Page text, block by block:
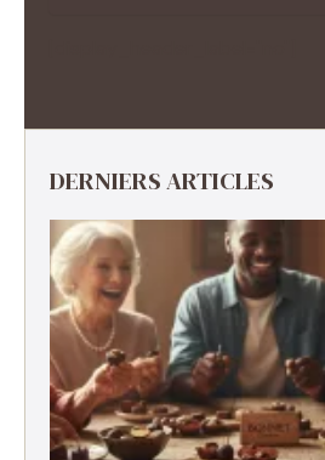
DERNIERS ARTICLES